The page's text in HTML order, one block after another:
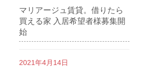
マリアージュ賃貸。借りたら
買える家 入居希望者様募集開
始
2021年4月14日